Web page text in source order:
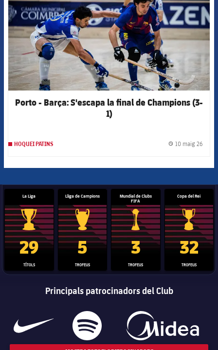
Porto - Barça: S'escapa la final de Champions (3-
1)
HOQUEI PATINS 10 maig 26
La Liga
Trofeu de la Liga
29
TÍTOLS
Lliga de Campions
Trofeu de la Lliga de Campions
5
TROFEUS
Mundial de Clubs
FIFA
Trofeu del Mundial de Clubs
3
TROFEUS
Copa del Rei
Copa del
32
TROFEUS
Principals patrocinadors del Club